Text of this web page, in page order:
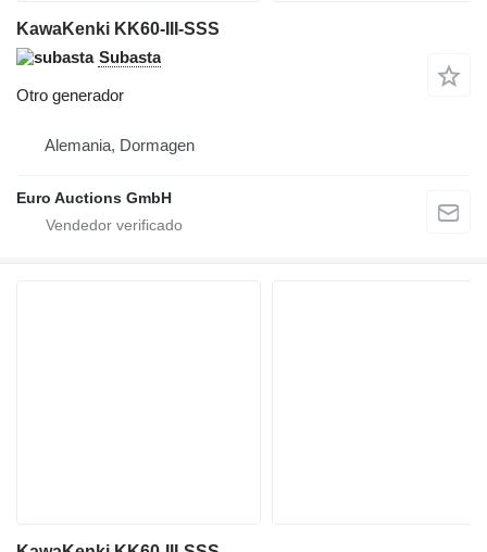
KawaKenki KK60-III-SSS
Subasta
Otro generador
Alemania, Dormagen
Euro Auctions GmbH